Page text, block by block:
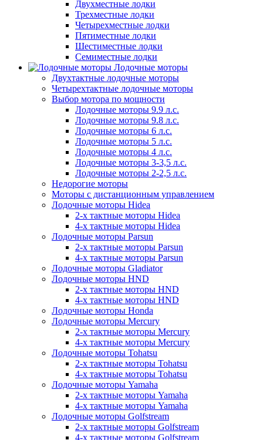
Двухместные лодки
Трехместные лодки
Четырехместные лодки
Пятиместные лодки
Шестиместные лодки
Семиместные лодки
Лодочные моторы
Двухтактные лодочные моторы
Четырехтактные лодочные моторы
Выбор мотора по мощности
Лодочные моторы 9.9 л.с.
Лодочные моторы 9.8 л.с.
Лодочные моторы 6 л.с.
Лодочные моторы 5 л.с.
Лодочные моторы 4 л.с.
Лодочные моторы 3-3,5 л.с.
Лодочные моторы 2-2,5 л.с.
Недорогие моторы
Моторы с дистанционным управлением
Лодочные моторы Hidea
2-х тактные моторы Hidea
4-х тактные моторы Hidea
Лодочные моторы Parsun
2-х тактные моторы Parsun
4-х тактные моторы Parsun
Лодочные моторы Gladiator
Лодочные моторы HND
2-х тактные моторы HND
4-х тактные моторы HND
Лодочные моторы Honda
Лодочные моторы Mercury
2-х тактные моторы Mercury
4-х тактные моторы Mercury
Лодочные моторы Tohatsu
2-х тактные моторы Tohatsu
4-х тактные моторы Tohatsu
Лодочные моторы Yamaha
2-х тактные моторы Yamaha
4-х тактные моторы Yamaha
Лодочные моторы Golfstream
2-х тактные моторы Golfstream
4-х тактные моторы Golfstream